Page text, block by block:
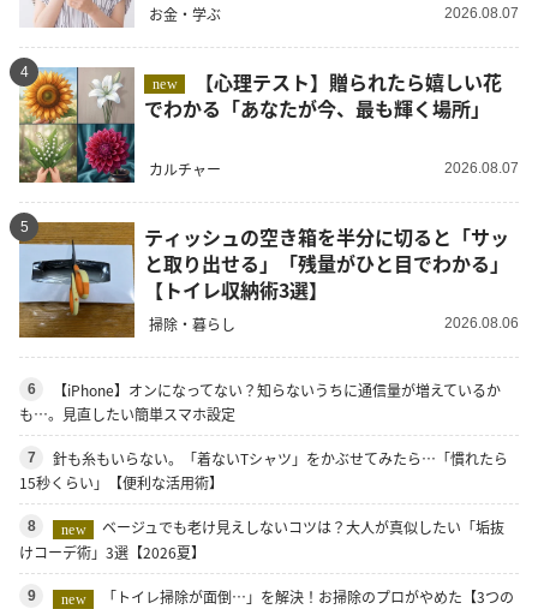
お金・学ぶ 2026.08.07
4
new
でわかる「あなたが今、最も輝く場所」
カルチャー 2026.08.07
5
ティッシュの空き箱を半分に切ると「サッ
と取り出せる」「残量がひと目でわかる」
【トイレ収納術3選】
掃除・暮らし 2026.08.06
6
【iPhone】オンになってない？知らないうちに通信量が増えているか
も…。見直したい簡単スマホ設定
7
針も糸もいらない。「着ないTシャツ」をかぶせてみたら…「慣れたら
15秒くらい」【便利な活用術】
8 new
ベージュでも老け見えしないコツは？大人が真似したい「垢抜
けコーデ術」3選【2026夏】
9 new
「トイレ掃除が面倒…」を解決！お掃除のプロがやめた【3つの